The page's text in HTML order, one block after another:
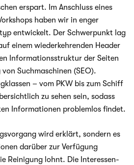
erspart. Im Anschluss eines
haben wir in enger
ent­wi­ckelt. Der Schwer­punkt lag
einem wie­der­keh­ren­den Hea­der
Infor­ma­ti­ons­struk­tur der Sei­ten
Such­ma­schi­nen (SEO).
– vom PKW bis zum Schiff
zu sehen sein, sodass
Infor­ma­tio­nen pro­blem­los findet.
wird erklärt, son­dern es
dar­über zur Ver­fü­gung
Rei­ni­gung lohnt. Die Inter­es­sen­